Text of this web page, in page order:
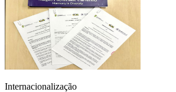
Internacionalização